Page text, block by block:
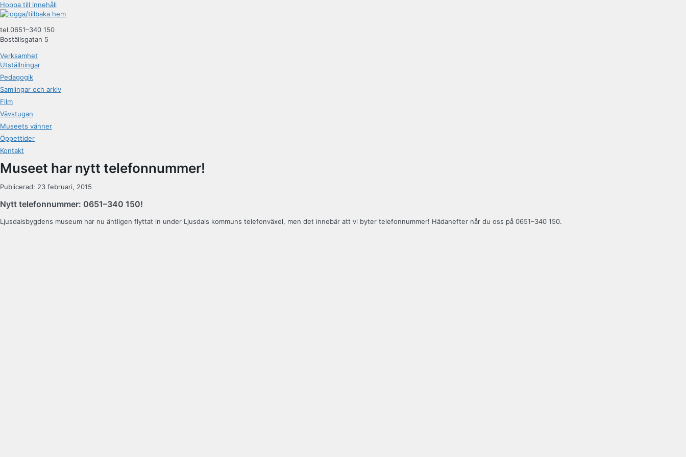
Hoppa till innehåll
tel.0651–340 150
Boställsgatan 5
Verksamhet
Utställningar
Pedagogik
Samlingar och arkiv
Film
Vävstugan
Museets vänner
Öppettider
Kontakt
Museet har nytt telefonnummer!
Publicerad: 23 februari, 2015
Nytt telefonnummer: 0651–340 150!
Ljusdalsbygdens museum har nu äntligen flyttat in under Ljusdals kommuns telefonväxel, men det innebär att vi byter telefonnummer! Hädanefter når du oss på 0651–340 150.